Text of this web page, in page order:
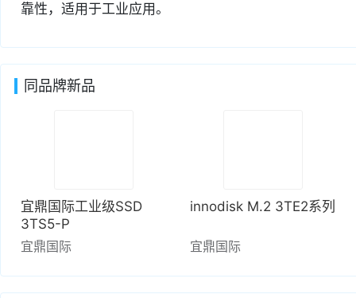
靠性，适用于工业应用。
同品牌新品
宜鼎国际工业级SSD
3TS5-P
宜鼎国际
innodisk M.2 3TE2系列
宜鼎国际